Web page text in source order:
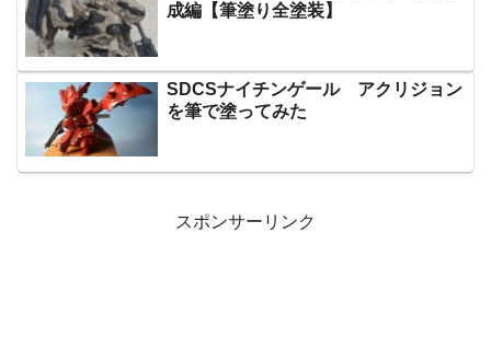
成編【筆塗り全塗装】
SDCSナイチンゲール アクリジョン
を筆で塗ってみた
スポンサーリンク